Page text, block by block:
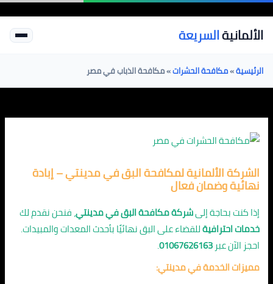
تخطي
المحتوى
الألمانيةالسريعة
الرئيسية»مكافحة الحشرات»مكافحة الذباب في مصر
الشركة الألمانية لمكافحة البق في مدينتي – إبادة
نهائية وضمان فعال
إذا كنت بحاجة إلىشركة مكافحة البق في مدينتي، فنحن نقدم لك
خدمات احترافيةللقضاء على البق نهائيًا بأحدث المعدات والمبيدات.
احجز الآن عبر01067626163
.
مميزات الخدمة في مدينتي: